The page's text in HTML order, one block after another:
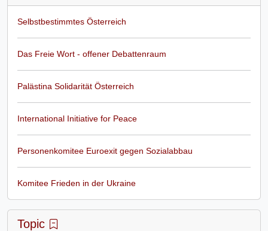
Selbstbestimmtes Österreich
Das Freie Wort - offener Debattenraum
Palästina Solidarität Österreich
International Initiative for Peace
Personenkomitee Euroexit gegen Sozialabbau
Komitee Frieden in der Ukraine
Topic